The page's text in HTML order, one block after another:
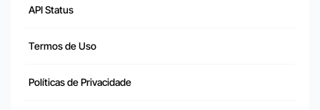
API Status
Termos de Uso
Políticas de Privacidade